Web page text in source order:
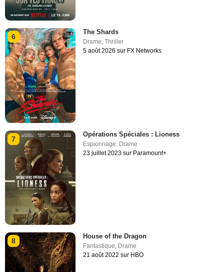
6
The Shards
Drame,Thriller
5 août 2026 sur FX Networks
7
Opérations Spéciales : Lioness
Espionnage Drame
23 juillet 2023 sur Paramount+
8
House of the Dragon
Fantastique, Drame
21 août 2022 sur HBO